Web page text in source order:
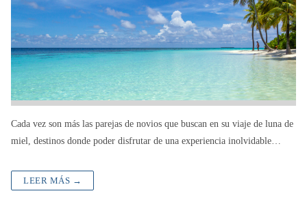
Cada vez son más las parejas de novios que buscan en su viaje de luna de
miel, destinos donde poder disfrutar de una experiencia inolvidable…
LEER MÁS →